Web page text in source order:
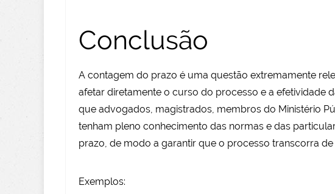
Conclusão
A contagem do prazo é uma questão extremamente
afetar diretamente o curso do processo e a efetividade
que advogados, magistrados, membros do Ministério
tenham pleno conhecimento das normas e das
prazo, de modo a garantir que o processo transcorra
Exemplos: